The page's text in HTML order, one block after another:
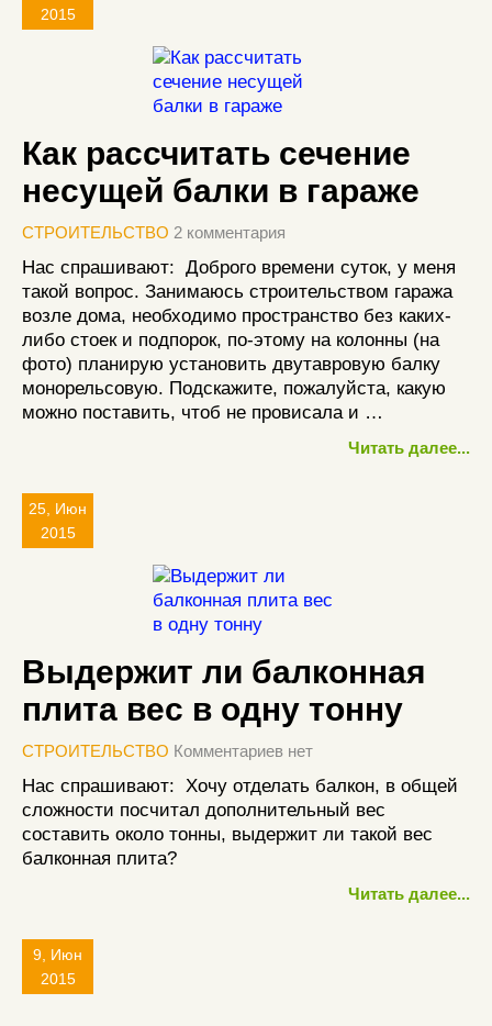
2015
Как рассчитать сечение
несущей балки в гараже
СТРОИТЕЛЬСТВО 2 комментария
Нас спрашивают: Доброго времени суток, у меня
такой вопрос. Занимаюсь строительством гаража
возле дома, необходимо пространство без каких-
либо стоек и подпорок, по-этому на колонны (на
фото) планирую установить двутавровую балку
монорельсовую. Подскажите, пожалуйста, какую
можно поставить, чтоб не провисала и …
Читать далее...
25, Июн
2015
Выдержит ли балконная
плита вес в одну тонну
СТРОИТЕЛЬСТВО Комментариев нет
Нас спрашивают: Хочу отделать балкон, в общей
сложности посчитал дополнительный вес
составить около тонны, выдержит ли такой вес
балконная плита?
Читать далее...
9, Июн
2015